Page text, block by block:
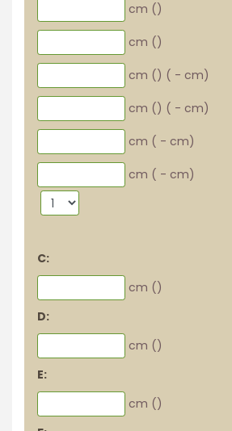
cm ()
cm ()
cm () ( - cm)
cm () ( - cm)
cm ( - cm)
cm ( - cm)
C:
cm ()
D:
cm ()
E:
cm ()